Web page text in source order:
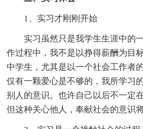
1、实习才刚刚开始
实习虽然只是我学生生涯中的
作过程中，我不是以挣得薪酬为目
中学生，尤其是以一个社会工作者
仅有一颗爱心是不够的，我所学习
别人的意识。也许自己以后不一定
但这种关心他人，奉献社会的意识将